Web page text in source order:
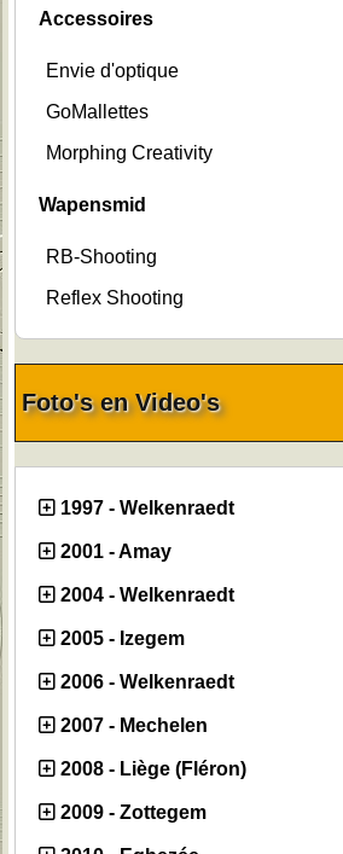
Accessoires
Envie d'optique
GoMallettes
Morphing Creativity
Wapensmid
RB-Shooting
Reflex Shooting
Foto's en Video's
1997 - Welkenraedt
2001 - Amay
2004 - Welkenraedt
2005 - Izegem
2006 - Welkenraedt
2007 - Mechelen
2008 - Liège (Fléron)
2009 - Zottegem